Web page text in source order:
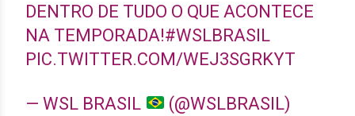
DENTRO DE TUDO O QUE ACONTECE
NA TEMPORADA!#WSLBRASIL
PIC.TWITTER.COM/WEJ3SGRKYT
— WSL BRASIL
(@WSLBRASIL)